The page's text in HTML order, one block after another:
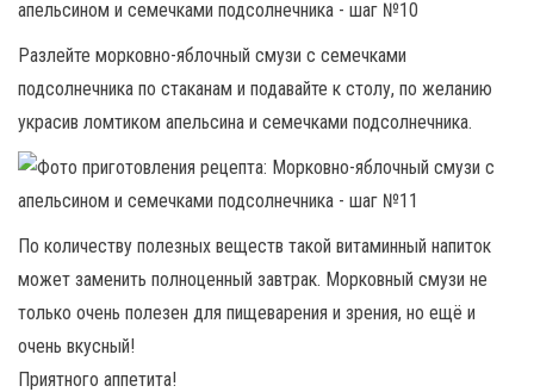
Разлейте морковно-яблочный смузи с семечками
подсолнечника по стаканам и подавайте к столу, по желанию
украсив ломтиком апельсина и семечками подсолнечника.
По количеству полезных веществ такой витаминный напиток
может заменить полноценный завтрак. Морковный смузи не
только очень полезен для пищеварения и зрения, но ещё и
очень вкусный!
Приятного аппетита!